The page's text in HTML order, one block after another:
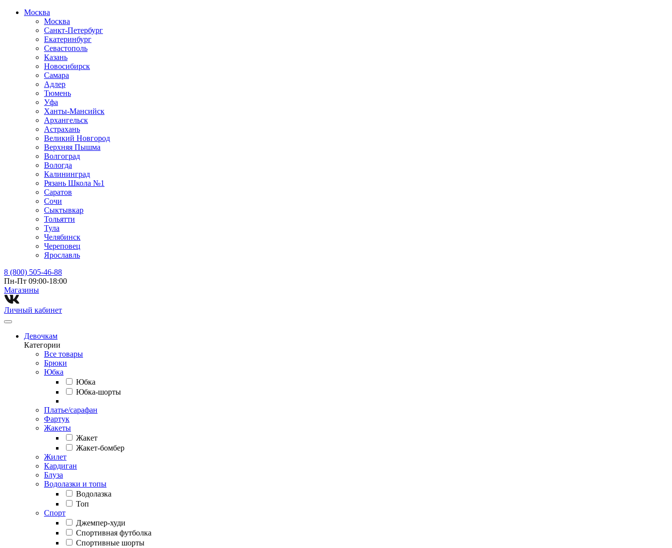
Москва
Москва
Санкт-Петербург
Екатеринбург
Севастополь
Казань
Новосибирск
Самара
Адлер
Тюмень
Уфа
Ханты-Мансийск
Архангельск
Астрахань
Великий Новгород
Верхняя Пышма
Волгоград
Вологда
Калининград
Рязань Школа №1
Саратов
Сочи
Сыктывкар
Тольятти
Тула
Челябинск
Череповец
Ярославль
8 (800) 505-46-88
Пн-Пт 09:00-18:00
Магазины⁠
Личный кабинет
Девочкам
Категории
Все товары
Брюки
Юбка
Юбка
Юбка-шорты
Платье/сарафан
Фартук
Жакеты
Жакет
Жакет-бомбер
Жилет
Кардиган
Блуза
Водолазки и топы
Водолазка
Топ
Спорт
Джемпер-худи
Спортивная футболка
Спортивные шорты